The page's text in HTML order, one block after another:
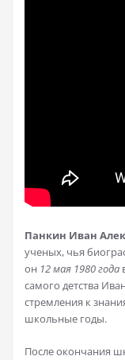
Панкин Иван
ученых, чья
он 12 мая 1980 года
самого детства
стремления к
школьные годы.
После окончания